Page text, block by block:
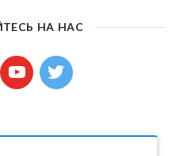
НА НАС